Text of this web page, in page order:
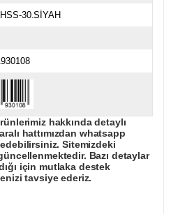
30.SİYAH
hakkında detaylı
hattımızdan whatsapp
Sitemizdeki
Bazı detaylar
için mutlaka destek
tavsiye ederiz.